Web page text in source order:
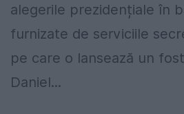
alegerile prezidențiale în
furnizate de serviciile
pe care o lansează un
Daniel...